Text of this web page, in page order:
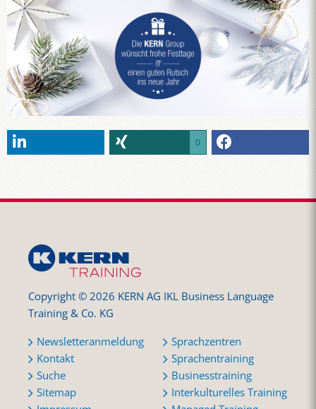
0
Copyright © 2026 KERN AG IKL Business Language
Training & Co. KG
Newsletteranmeldung
Kontakt
Suche
Sitemap
Sprachzentren
Sprachentraining
Businesstraining
Interkulturelles Training